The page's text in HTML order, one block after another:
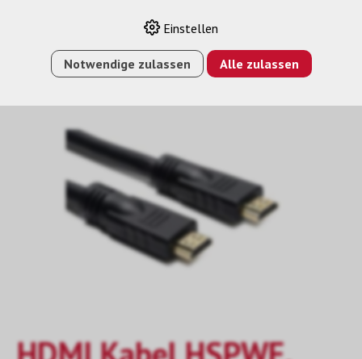
SIGNALMANAGEMENT
ANSCHLUSSKABEL › HDMI-HDMI › HDMI KABEL HSPWE,
HDMI 2.0, 4K@50/60, SW, 10.0M
Einstellen
Notwendige zulassen Alle zulassen